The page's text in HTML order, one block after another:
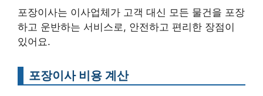
포장이사는 이사업체가 고객 대신 모든 물건을 포장
하고 운반하는 서비스로, 안전하고 편리한 장점이
있어요.
포장이사 비용 계산